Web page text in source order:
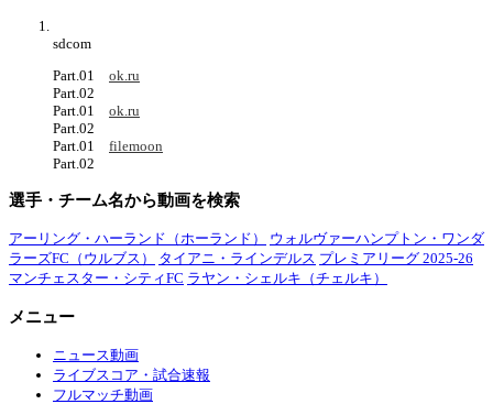
sdcom
Part.01 ok.ru
Part.02
Part.01 ok.ru
Part.02
Part.01 filemoon
Part.02
選手・チーム名から動画を検索
アーリング・ハーランド（ホーランド）
ウォルヴァーハンプトン・ワンダ
ラーズFC（ウルブス）
タイアニ・ラインデルス プレミアリーグ 2025-26
マンチェスター・シティFC ラヤン・シェルキ（チェルキ）
メニュー
ニュース動画
ライブスコア・試合速報
フルマッチ動画